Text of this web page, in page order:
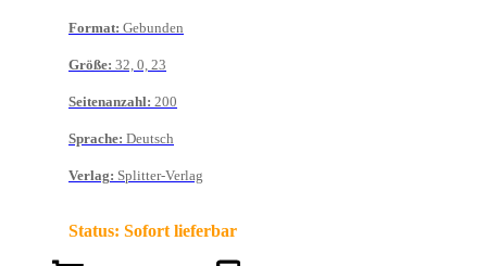
Format: Gebunden
Größe: 32, 0, 23
Seitenanzahl: 200
Sprache: Deutsch
Verlag: Splitter-Verlag
Status: Sofort lieferbar